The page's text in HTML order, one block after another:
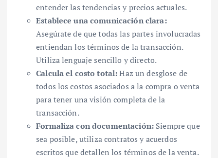
entender las tendencias y precios actuales.
Establece una comunicación clara:
Asegúrate de que todas las partes involucradas
entiendan los términos de la transacción.
Utiliza lenguaje sencillo y directo.
Calcula el costo total:Haz un desglose de
todos los costos asociados a la compra o venta
para tener una visión completa de la
transacción.
Formaliza con documentación: Siempre que
sea posible, utiliza contratos y acuerdos
escritos que detallen los términos de la venta.